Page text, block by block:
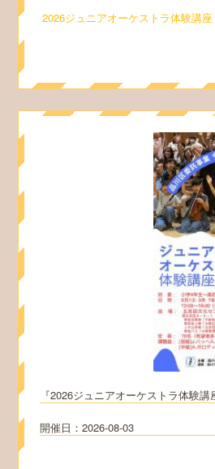
2026ジュニアオーケストラ体験講座
2026ジュニアオーケストラ体験講
2026-08-03